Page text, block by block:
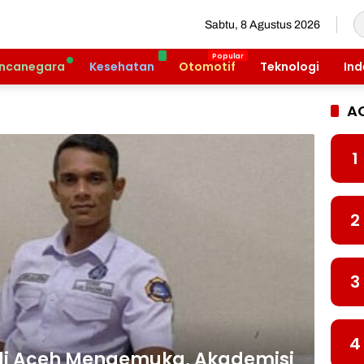
Sabtu, 8 Agustus 2026
Kesehatan Otomotif Teknologi
1
2
3
4